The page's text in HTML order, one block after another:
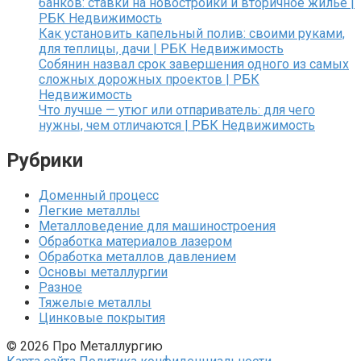
РБК Недвижимость
Как установить капельный полив: своими руками,
для теплицы, дачи | РБК Недвижимость
Собянин назвал срок завершения одного из самых
сложных дорожных проектов | РБК
Недвижимость
Что лучше — утюг или отпариватель: для чего
нужны, чем отличаются | РБК Недвижимость
Рубрики
Доменный процесс
Легкие металлы
Металловедение для машиностроения
Обработка материалов лазером
Обработка металлов давлением
Основы металлургии
Разное
Тяжелые металлы
Цинковые покрытия
© 2026 Про Металлургию